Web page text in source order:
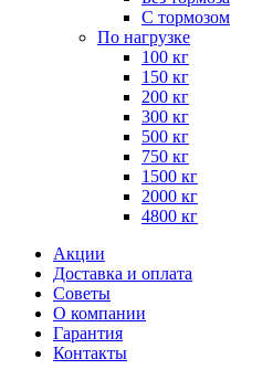
С тормозом
По нагрузке
100 кг
150 кг
200 кг
300 кг
500 кг
750 кг
1500 кг
2000 кг
4800 кг
Акции
Доставка и оплата
Советы
О компании
Гарантия
Контакты